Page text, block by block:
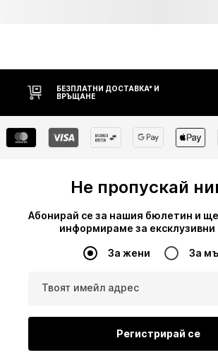
БЕЗПЛАТНИ ДОСТАВКА* И
ВРЪЩАНЕ
Не пропускай
Абонирай се за нашия бюлетин и
информираме за
За жени За
Твоят имейл адрес
Регистрирай се